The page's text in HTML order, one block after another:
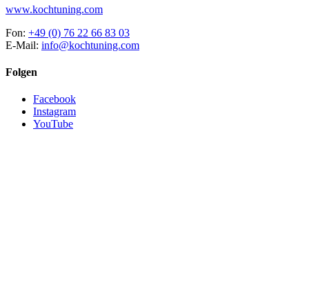
www.kochtuning.com
Fon: +49 (0) 76 22 66 83 03
E-Mail: info@kochtuning.com
Folgen
Facebook
Instagram
YouTube